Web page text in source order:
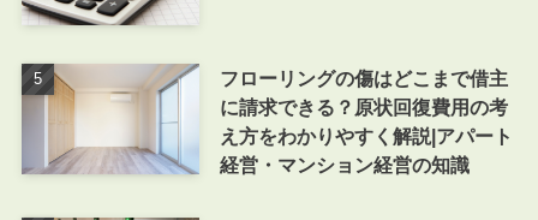
フローリングの傷はどこまで借主
に請求できる？原状回復費用の考
え方をわかりやすく解説|アパート
経営・マンション経営の知識